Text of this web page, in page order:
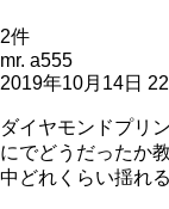
2件
mr. a555
2019年10月14日
ダイヤモンドプリ
にでどうだったか
中どれくらい揺れ